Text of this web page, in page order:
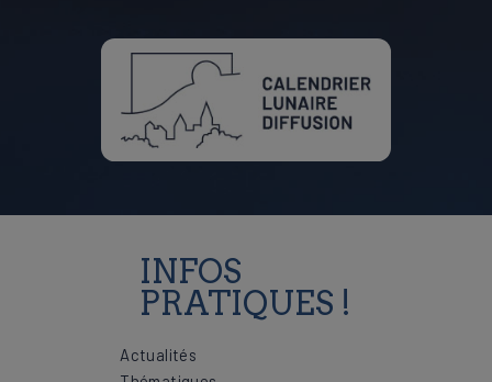
INFOS
PRATIQUES !
Actualités